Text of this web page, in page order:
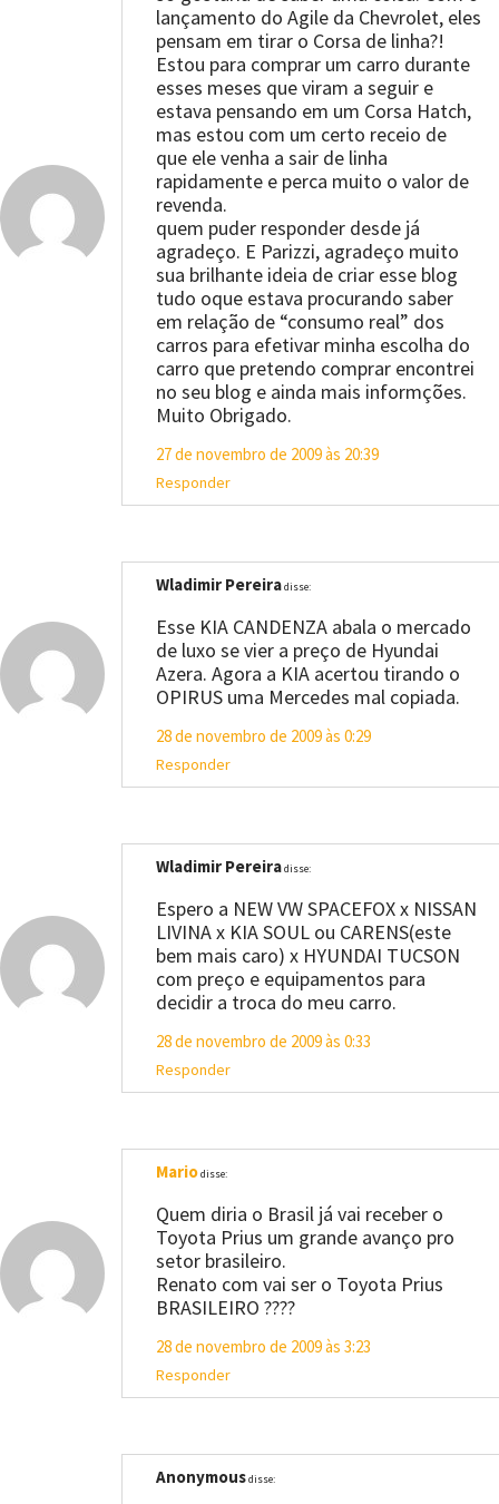
lançamento do Agile da Chevrolet, eles
pensam em tirar o Corsa de linha?!
Estou para comprar um carro durante
esses meses que viram a seguir e
estava pensando em um Corsa Hatch,
mas estou com um certo receio de
que ele venha a sair de linha
rapidamente e perca muito o valor de
revenda.
quem puder responder desde já
agradeço. E Parizzi, agradeço muito
sua brilhante ideia de criar esse blog
tudo oque estava procurando saber
em relação de “consumo real” dos
carros para efetivar minha escolha do
carro que pretendo comprar encontrei
no seu blog e ainda mais informções.
Muito Obrigado.
27 de novembro de 2009 às 20:39
Responder
Wladimir Pereiradisse:
Esse KIA CANDENZA abala o mercado
de luxo se vier a preço de Hyundai
Azera. Agora a KIA acertou tirando o
OPIRUS uma Mercedes mal copiada.
28 de novembro de 2009 às 0:29
Responder
Wladimir Pereiradisse:
Espero a NEW VW SPACEFOX x NISSAN
LIVINA x KIA SOUL ou CARENS(este
bem mais caro) x HYUNDAI TUCSON
com preço e equipamentos para
decidir a troca do meu carro.
28 de novembro de 2009 às 0:33
Responder
Mariodisse:
Quem diria o Brasil já vai receber o
Toyota Prius um grande avanço pro
setor brasileiro.
Renato com vai ser o Toyota Prius
BRASILEIRO ????
28 de novembro de 2009 às 3:23
Responder
Anonymousdisse: